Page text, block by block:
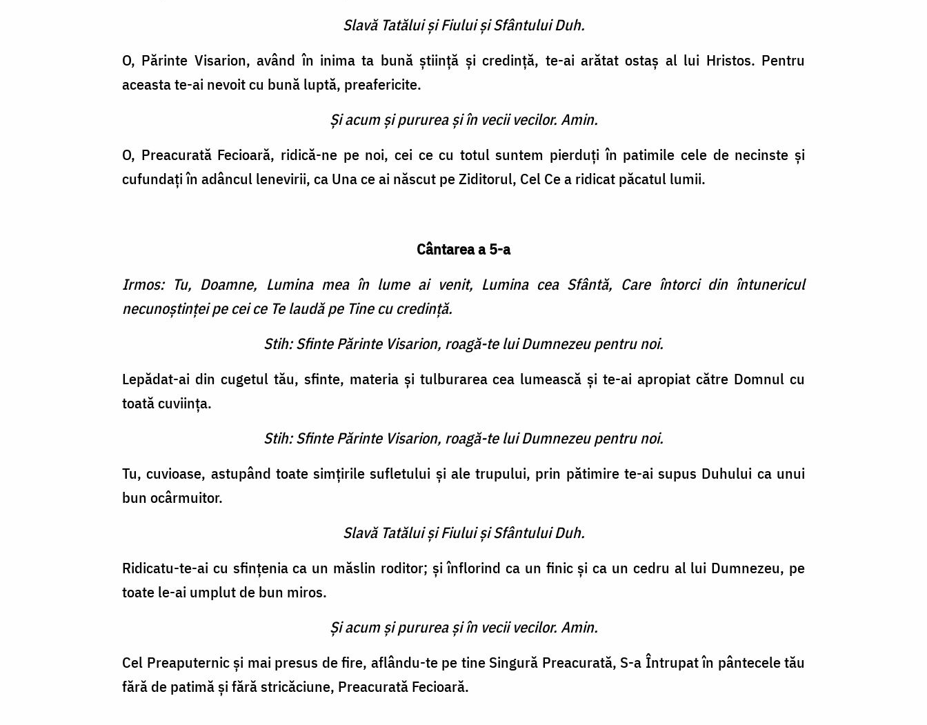
Slavă Tatălui şi Fiului şi Sfântului Duh.
O, Părinte Visarion, având în inima ta bună ştiinţă şi credinţă, te-ai arătat ostaş al lui Hristos. Pentru
aceasta te-ai nevoit cu bună luptă, preafericite.
Şi acum şi pururea şi în vecii vecilor. Amin.
O, Preacurată Fecioară, ridică-ne pe noi, cei ce cu totul suntem pierduţi în patimile cele de necinste şi
cufundaţi în adâncul lenevirii, ca Una ce ai născut pe Ziditorul, Cel Ce a ridicat păcatul lumii.
Cântarea a 5-a
Irmos: Tu, Doamne, Lumina mea în lume ai venit, Lumina cea Sfântă, Care întorci din întunericul
necunoştinţei pe cei ce Te laudă pe Tine cu credinţă.
Stih: Sfinte Părinte Visarion, roagă-te lui Dumnezeu pentru noi.
Lepădat-ai din cugetul tău, sfinte, materia şi tulburarea cea lumească şi te-ai apropiat către Domnul cu
toată cuviinţa.
Stih: Sfinte Părinte Visarion, roagă-te lui Dumnezeu pentru noi.
Tu, cuvioase, astupând toate simţirile sufletului şi ale trupului, prin pătimire te-ai supus Duhului ca unui
bun ocârmuitor.
Slavă Tatălui şi Fiului şi Sfântului Duh.
Ridicatu-te-ai cu sfinţenia ca un măslin roditor; şi înflorind ca un finic şi ca un cedru al lui Dumnezeu, pe
toate le-ai umplut de bun miros.
Şi acum şi pururea şi în vecii vecilor. Amin.
Cel Preaputernic şi mai presus de fire, aflându-te pe tine Singură Preacurată, S-a Întrupat în pântecele tău
fără de patimă şi fără stricăciune, Preacurată Fecioară.